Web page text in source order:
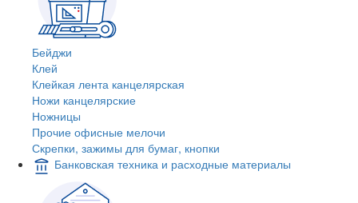
Бейджи
Клей
Клейкая лента канцелярская
Ножи канцелярские
Ножницы
Прочие офисные мелочи
Скрепки, зажимы для бумаг, кнопки
Банковская техника и расходные материалы